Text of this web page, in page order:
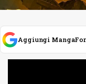
Aggiungi